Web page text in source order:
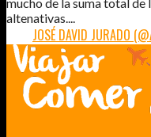
altenativas....
JOSÉ DAVID JURADO